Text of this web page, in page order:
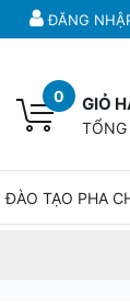
ĐĂNG
0 GIỎ
ĐÀO TẠO PHA